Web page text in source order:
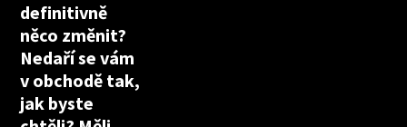
definitivně
něco změnit?
Nedaří se vám
v obchodě tak,
jak byste